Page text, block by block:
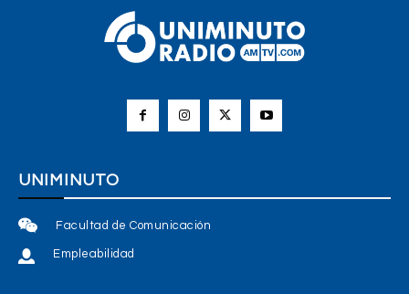
UNIMINUTO
Facultad de Comunicación
Empleabilidad